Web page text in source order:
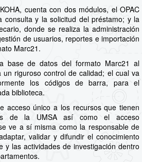
cuenta con dos módulos, el OPAC
consulta y la solicitud del préstamo; y la
donde se realiza la administración
de usuarios, reportes e importación
Marc21.
base de datos del formato Marc21 al
un riguroso control de calidad; el cual va
los códigos de barra, para el
biblioteca.
acceso único a los recursos que tienen
de la UMSA así como el acceso
ve a sí misma como la responsable de
validar y difundir el conocimiento
y las actividades de investigación dentro